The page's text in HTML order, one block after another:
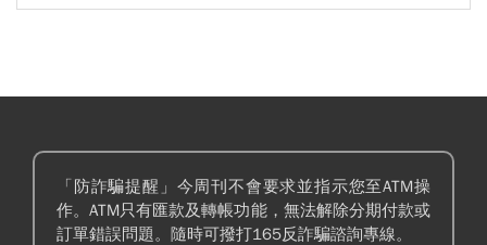
「防詐騙提醒」今周刊不會要求並指示您至ATM操
作。ATM只有匯款及轉帳功能，無法解除分期付款或
訂單錯誤問題。隨時可撥打165反詐騙諮詢專線。